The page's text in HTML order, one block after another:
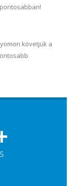
követjük a